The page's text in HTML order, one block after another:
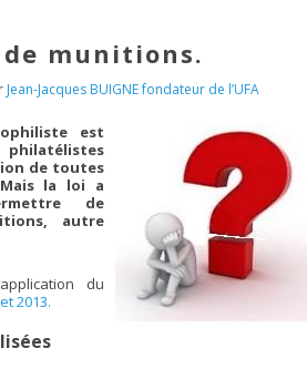
munitions.
Jean-Jacques BUIGNE fondateur de l’UFA
est
philatélistes
de toutes
la loi a
de
autre
du
2013.